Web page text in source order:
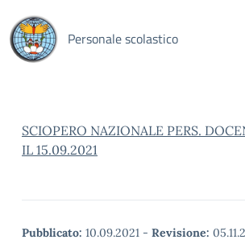
Personale scolastico
SCIOPERO NAZIONALE PERS.
IL 15.09.2021
Pubblicato: 10.09.2021 - Revisione: